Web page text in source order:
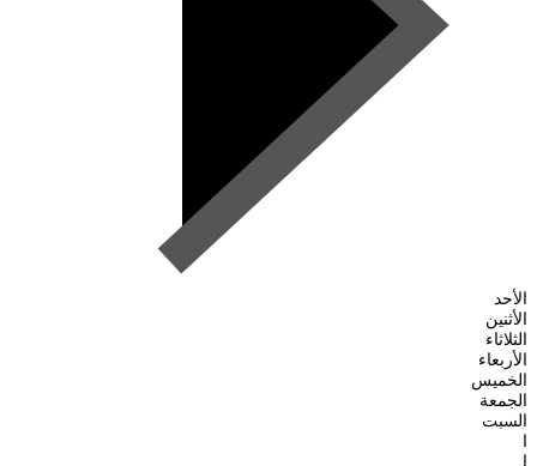
الأحد
الأثنين
الثلاثاء
الأربعاء
الخميس
الجمعة
السبت
ا
ا